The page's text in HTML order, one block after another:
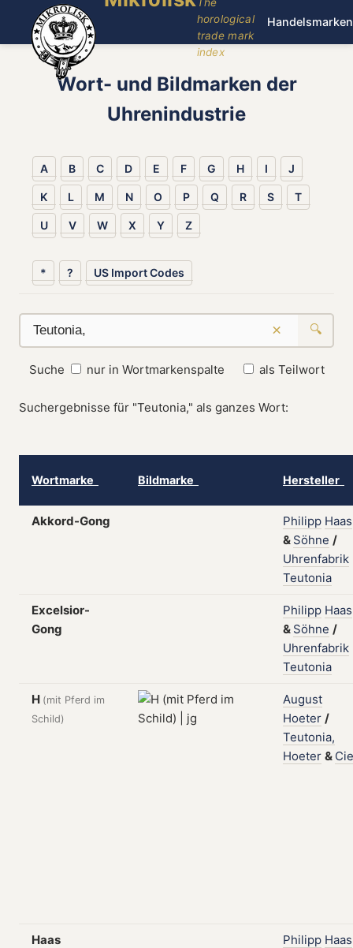
horological
trade mark
index
Handelsmarken
Wort- und Bildmarken der
Uhrenindustrie
A B C D E F G H I J
K L M N O P Q R S T
U V W X Y Z
* ? US Import Codes
× 🔍
Suche nur in Wortmarkenspalte als Teilwort
Suchergebnisse für "Teutonia," als ganzes Wort:
Wortmarke Bildmarke Hersteller
Akkord-Gong Philipp Haas
& Söhne /
Uhrenfabrik
Teutonia
Excelsior-
Gong
Philipp Haas
& Söhne /
Uhrenfabrik
Teutonia
H (mit Pferd im
Schild)
August
Hoeter /
Teutonia,
Hoeter &
Haas Philipp Haas